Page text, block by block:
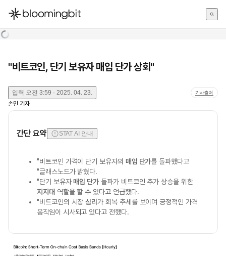
한국어
"비트코인, 단기 보유자 매입 단가 상회"
입력 오전 3:59 · 2025. 04. 23. 기사출처
손민 기자
간단 요약 STAT AI 안내
"비트코인 가격이 단기 보유자의 매입 단가를 돌파했다고
"글래스노드가 밝혔다.
"단기 보유자매입 단가 돌파가 비트코인 추가 상승을 위한
지지대 역할을 할 수 있다고 언급했다.
"비트코인의 시장심리가 회복 추세를 보이며 긍정적인 가격
움직임이 시사되고 있다고 전했다.